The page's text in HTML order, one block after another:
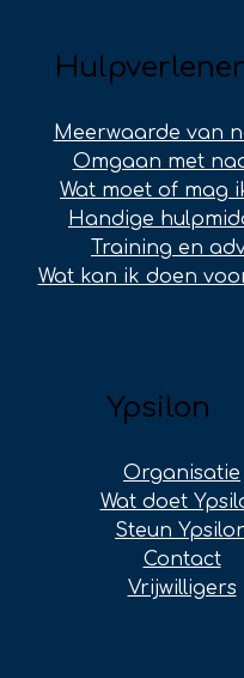
Meerwaarde van
Omgaan met
Wat moet of mag
Handige
Training en
Wat kan ik doen
Ypsilon
Organisatie
Wat doet
Steun
Contact
Vrijwilligers